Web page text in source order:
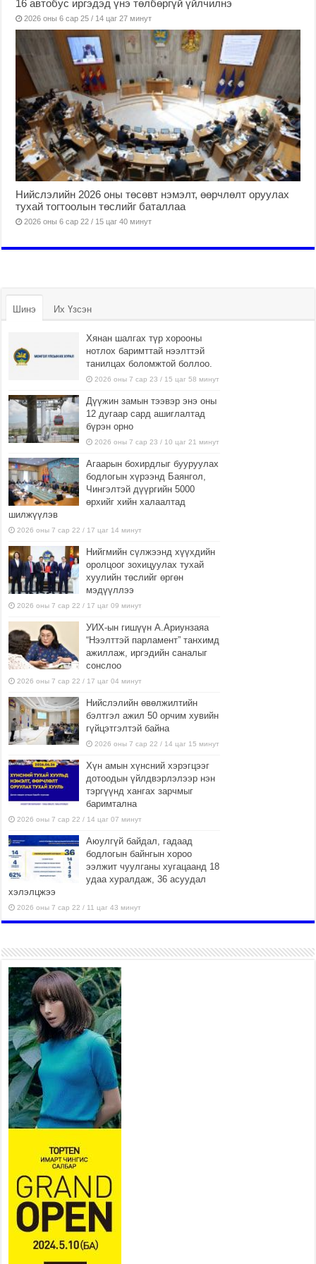
16 автобус иргэдэд үнэ төлбөргүй үйлчилнэ
2026 оны 6 сар 25 / 14 цаг 27 минут
Нийслэлийн 2026 оны төсөвт нэмэлт, өөрчлөлт оруулах
тухай тогтоолын төслийг баталлаа
2026 оны 6 сар 22 / 15 цаг 40 минут
Шинэ Их Үзсэн
Хянан шалгах түр хорооны
нотлох баримттай нээлттэй
танилцах боломжтой боллоо.
2026 оны 7 сар 23 / 15 цаг 58 минут
Дүүжин замын тээвэр энэ оны
12 дугаар сард ашиглалтад
бүрэн орно
2026 оны 7 сар 23 / 10 цаг 21 минут
Агаарын бохирдлыг бууруулах
бодлогын хүрээнд Баянгол,
Чингэлтэй дүүргийн 5000
өрхийг хийн халаалтад
шилжүүлэв
2026 оны 7 сар 22 / 17 цаг 14 минут
Нийгмийн сүлжээнд хүүхдийн
оролцоог зохицуулах тухай
хуулийн төслийг өргөн
мэдүүллээ
2026 оны 7 сар 22 / 17 цаг 09 минут
УИХ-ын гишүүн А.Ариунзаяа
“Нээлттэй парламент” танхимд
ажиллаж, иргэдийн саналыг
сонслоо
2026 оны 7 сар 22 / 17 цаг 04 минут
Нийслэлийн өвөлжилтийн
бэлтгэл ажил 50 орчим хувийн
гүйцэтгэлтэй байна
2026 оны 7 сар 22 / 14 цаг 15 минут
Хүн амын хүнсний хэрэгцээг
дотоодын үйлдвэрлэлээр нэн
тэргүүнд хангах зарчмыг
баримтална
2026 оны 7 сар 22 / 14 цаг 07 минут
Аюулгүй байдал, гадаад
бодлогын байнгын хороо
ээлжит чуулганы хугацаанд 18
удаа хуралдаж, 36 асуудал
хэлэлцжээ
2026 оны 7 сар 22 / 11 цаг 43 минут
боломжтой-Хүүхэд хөгжүүлэх
төв” байгуулах төсөлд төр,
хувийн хэвшлийн түншлэлийн хүрээнд хамтран
ажиллахыг урьж байна
2026 оны 7 сар 22 / 9 цаг 28 минут
Б.Пүрэвдагва: “Урт цагаан”-ыг
залуучууд чөлөөт цагаа
өнгөрүүлдэг, жуулчид зорьж
ирдэг цэг болгоно
2026 оны 7 сар 21 / 16 цаг 47 минут
Тусгай замын автобус /BRT/ төслийн удирдах
хорооны ээлжит хуралдаан боллоо
Ерөнхий сайд Н.Учрал БНХАУ-аас Монгол Улсад
суугаа Элчин сайд Шэнь Миньжюанийг хүлээн
авч уулзав
2026 оны 7 сар 21 / 16 цаг 39 минут
БҮГД НАЙРАМДАХ ТАЖИКИСТАН УЛСТАЙ
ЭДИЙН ЗАСГИЙН ХАМТЫН АЖИЛЛАГААГ
ӨРГӨЖҮҮЛНЭ
2026 оны 7 сар 21 / 16 цаг 34 минут